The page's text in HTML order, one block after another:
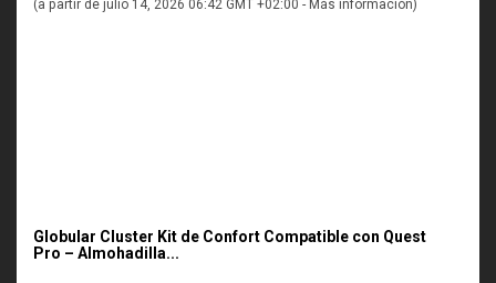
(a partir de julio 14, 2026 06:42 GMT +02:00 - Más información)
Globular Cluster Kit de Confort Compatible con Quest
Pro – Almohadilla...